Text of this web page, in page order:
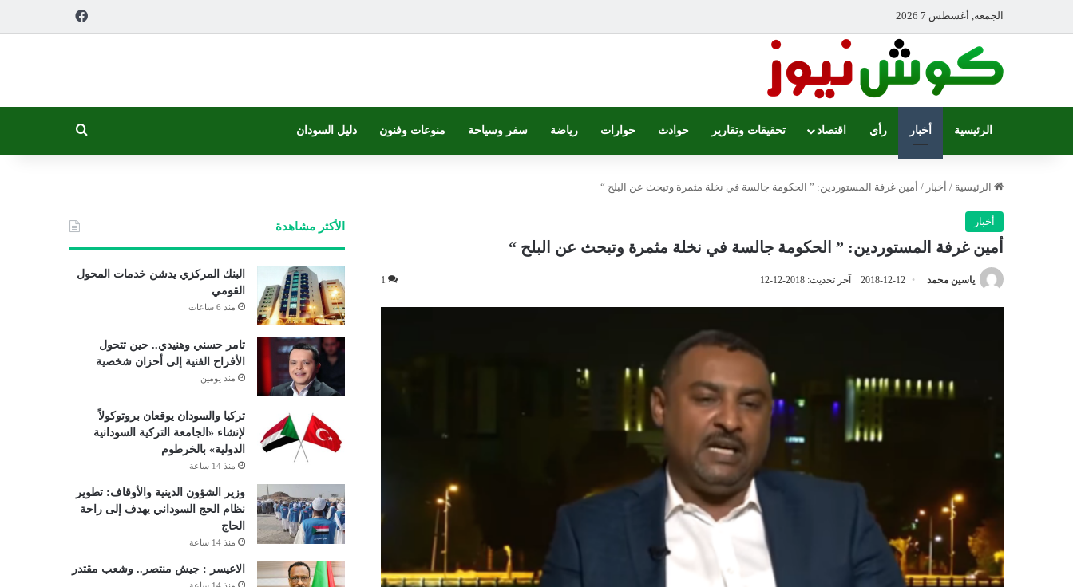
الجمعة, أغسطس 7 2026
الرئيسية أخبار رأي اقتصاد تحقيقات وتقارير حوادث حوارات رياضة سفر وسياحة منوعات وفنون دليل السودان
الرئيسية / أخبار / أمين غرفة المستوردين: ” الحكومة جالسة في نخلة مثمرة وتبحث عن البلح “
أخبار
أمين غرفة المستوردين: ” الحكومة جالسة في نخلة مثمرة وتبحث عن البلح “
ياسين محمد 2018-12-12 آخر تحديث: 2018-12-12 1
الأكثر مشاهدة
البنك المركزي يدشن خدمات المحول
القومي
منذ 6 ساعات
تامر حسني وهنيدي.. حين تتحول
الأفراح الفنية إلى أحزان شخصية
منذ يومين
تركيا والسودان يوقعان بروتوكولاً
لإنشاء «الجامعة التركية السودانية
الدولية» بالخرطوم
منذ 14 ساعة
وزير الشؤون الدينية والأوقاف: تطوير
نظام الحج السوداني يهدف إلى راحة
الحاج
منذ 14 ساعة
الاعيسر : جيش منتصر.. وشعب مقتدر